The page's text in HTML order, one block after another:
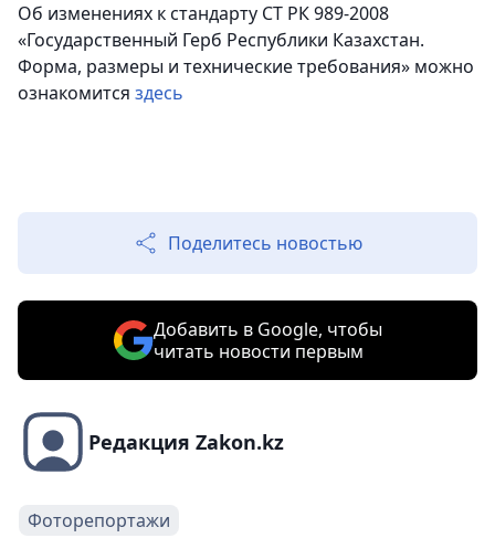
Об изменениях к стандарту СТ РК 989-2008
«Государственный Герб Республики Казахстан.
Форма, размеры и технические требования» можно
ознакомится здесь
Поделитесь новостью
Добавить в Google, чтобы
читать новости первым
Редакция Zakon.kz
Фоторепортажи